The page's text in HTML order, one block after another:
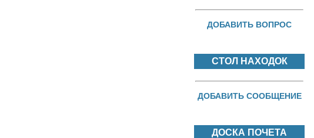
ДОБАВИТЬ ВОПРОС
СТОЛ НАХОДОК
ДОБАВИТЬ СООБЩЕНИЕ
ДОСКА ПОЧЕТА